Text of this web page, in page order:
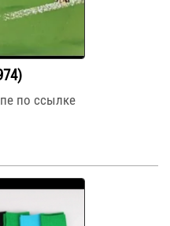
по ссылке